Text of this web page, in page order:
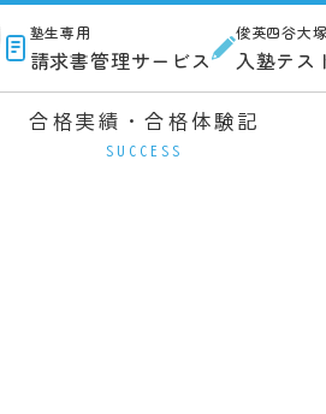
塾生専用
請求書管理サービス
俊英四谷大塚
入塾テス
合格実績・合格体験記
SUCCESS